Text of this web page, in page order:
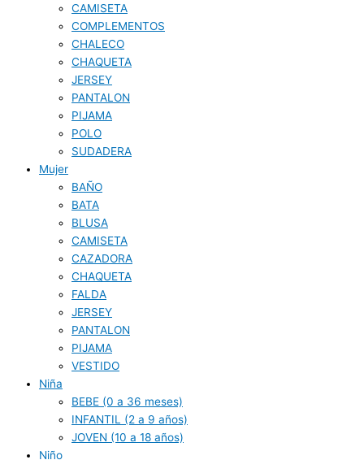
CAMISETA
COMPLEMENTOS
CHALECO
CHAQUETA
JERSEY
PANTALON
PIJAMA
POLO
SUDADERA
Mujer
BAÑO
BATA
BLUSA
CAMISETA
CAZADORA
CHAQUETA
FALDA
JERSEY
PANTALON
PIJAMA
VESTIDO
Niña
BEBE (0 a 36 meses)
INFANTIL (2 a 9 años)
JOVEN (10 a 18 años)
Niño